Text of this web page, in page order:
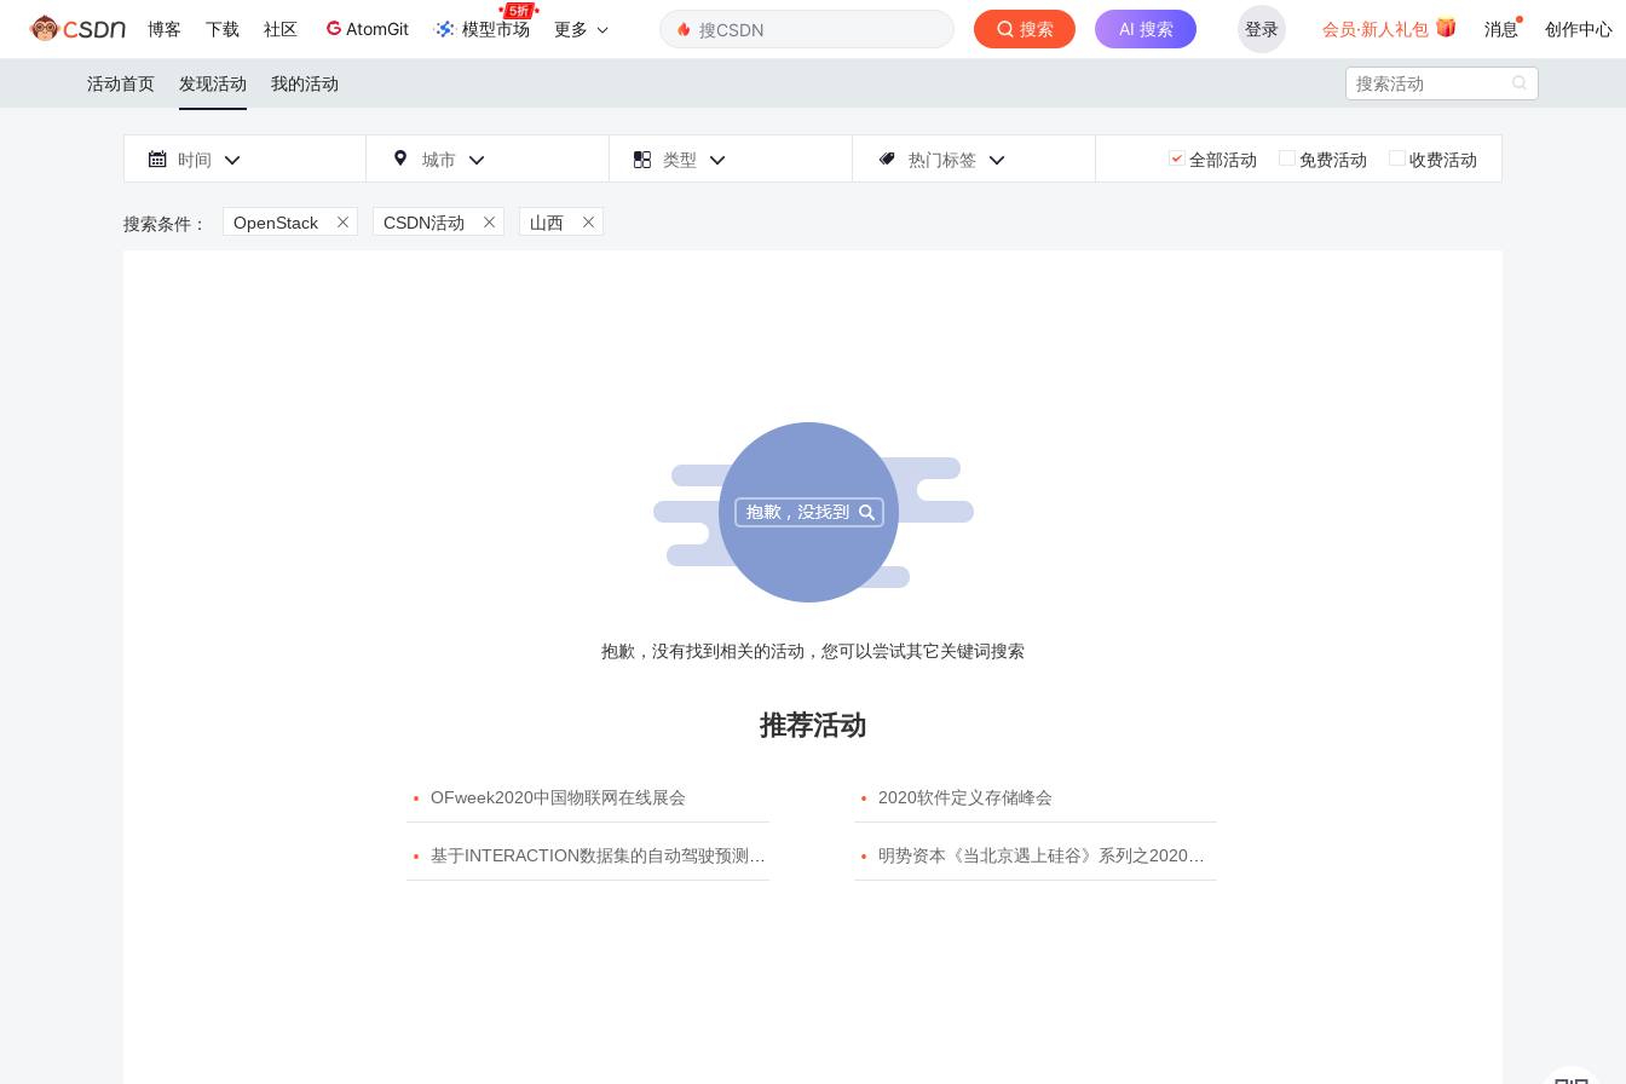
博客 下载 社区 AtomGit 模型市场 更多 搜索 AI 搜索 登录 会员·新人礼包 消息 创作中心
活动首页 发现活动 我的活动 
 时间   城市   类型   热门标签  全部活动 免费活动 收费活动
OpenStack  CSDN活动  山西 
抱歉，没有找到相关的活动，您可以尝试其它关键词搜索
推荐活动
 OFweek2020中国物联网在线展会  2020软件定义存储峰会
 基于INTERACTION数据集的自动驾驶预测模型挑战赛  明势资本《当北京遇上硅谷》系列之2020年度开源峰会